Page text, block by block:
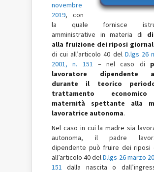
novembre
2019, con
la quale fornisce
amministrative in materia di
alla fruizione dei riposi
di cui all’articolo 40 del D.lgs 26
2001, n. 151 – nel caso di
lavoratore dipendente
durante il teorico
trattamento
maternità spettante alla
lavoratrice autonoma.
Nel caso in cui la madre sia
autonoma, il padre
dipendente può fruire dei riposi
all’articolo 40 delD.lgs 26 marzo
151 dalla nascita o